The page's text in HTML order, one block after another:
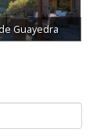
Guayedra